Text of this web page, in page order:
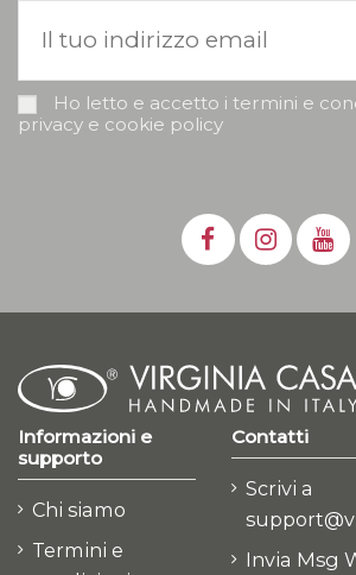
Ho letto e accetto i termini e
privacy e cookie policy
Informazioni e
supporto
Chi siamo
Termini e
Contatti
Scrivi a
Invia Msg